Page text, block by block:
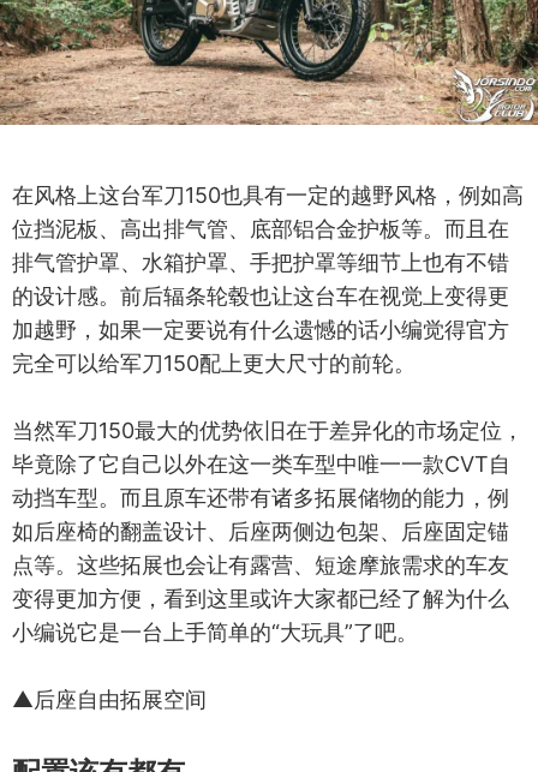
在风格上这台军刀150也具有一定的越野风格，例如高
位挡泥板、高出排气管、底部铝合金护板等。而且在
排气管护罩、水箱护罩、手把护罩等细节上也有不错
的设计感。前后辐条轮毂也让这台车在视觉上变得更
加越野，如果一定要说有什么遗憾的话小编觉得官方
完全可以给军刀150配上更大尺寸的前轮。
当然军刀150最大的优势依旧在于差异化的市场定位，
毕竟除了它自己以外在这一类车型中唯一一款CVT自
动挡车型。而且原车还带有诸多拓展储物的能力，例
如后座椅的翻盖设计、后座两侧边包架、后座固定锚
点等。这些拓展也会让有露营、短途摩旅需求的车友
变得更加方便，看到这里或许大家都已经了解为什么
小编说它是一台上手简单的“大玩具”了吧。
▲后座自由拓展空间